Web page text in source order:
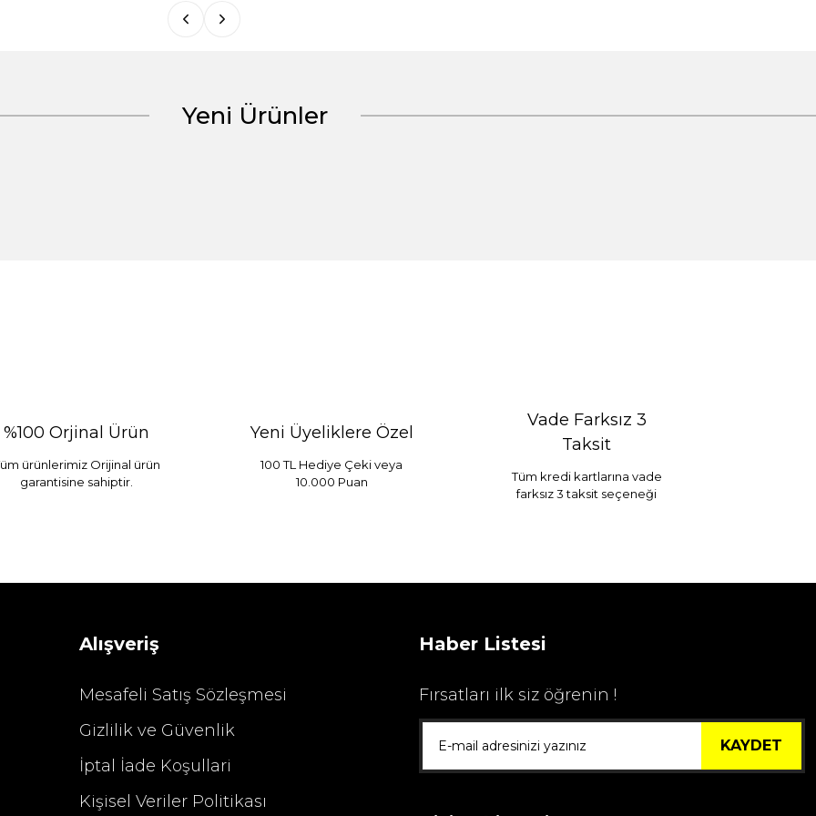
Yeni Ürünler
TL
%100 Orjinal Ürün
ürünlerimiz Orijinal ürün
garantisine sahiptir.
Yeni Üyeliklere Özel
100 TL Hediye Çeki veya
10.000 Puan
Vade Farksız 3
Taksit
Tüm kredi kartlarına vade
farksız 3 taksit seçeneği
Alışveriş
Mesafeli Satış Sözleşmesi
Gizlilik ve Güvenlik
İptal İade Koşullari
Kişisel Veriler Politikası
Haber Listesi
Fırsatları ilk siz öğrenin !
KAYDET